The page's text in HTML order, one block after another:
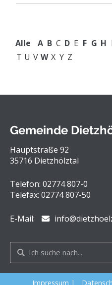
Alle A B C D E F G H I
T U V W X Y Z
Gemeinde
Hauptstraße 92
35716 Dietzhölztal
Telefon: 02774 807-0
Telefax: 02774 807-50
E-Mail:
Impressum |